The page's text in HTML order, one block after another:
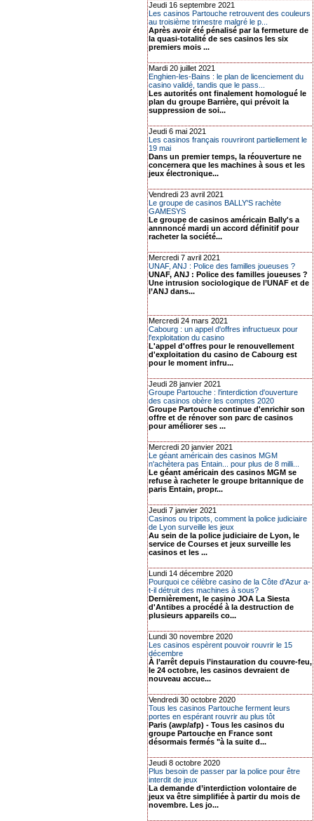
Jeudi 16 septembre 2021
Les casinos Partouche retrouvent des couleurs
au troisième trimestre malgré le p...
Après avoir été pénalisé par la fermeture de
la quasi-totalité de ses casinos les six
premiers mois ...
Mardi 20 juillet 2021
Enghien-les-Bains : le plan de licenciement du
casino validé, tandis que le pass...
Les autorités ont finalement homologué le
plan du groupe Barrière, qui prévoit la
suppression de soi...
Jeudi 6 mai 2021
Les casinos français rouvriront partiellement le
19 mai
Dans un premier temps, la réouverture ne
concernera que les machines à sous et les
jeux électronique...
Vendredi 23 avril 2021
Le groupe de casinos BALLY'S rachète
GAMESYS
Le groupe de casinos américain Bally's a
annnoncé mardi un accord définitif pour
racheter la société...
Mercredi 7 avril 2021
UNAF, ANJ : Police des familles joueuses ?
UNAF, ANJ : Police des familles joueuses ?
Une intrusion sociologique de l’UNAF et de
l’ANJ dans...
Mercredi 24 mars 2021
Cabourg : un appel d'offres infructueux pour
l'exploitation du casino
L'appel d'offres pour le renouvellement
d'exploitation du casino de Cabourg est
pour le moment infru...
Jeudi 28 janvier 2021
Groupe Partouche : l'interdiction d'ouverture
des casinos obère les comptes 2020
Groupe Partouche continue d'enrichir son
offre et de rénover son parc de casinos
pour améliorer ses ...
Mercredi 20 janvier 2021
Le géant américain des casinos MGM
n'achètera pas Entain... pour plus de 8 milli...
Le géant américain des casinos MGM se
refuse à racheter le groupe britannique de
paris Entain, propr...
Jeudi 7 janvier 2021
Casinos ou tripots, comment la police judiciaire
de Lyon surveille les jeux
Au sein de la police judiciaire de Lyon, le
service de Courses et jeux surveille les
casinos et les ...
Lundi 14 décembre 2020
Pourquoi ce célèbre casino de la Côte d'Azur a-
t-il détruit des machines à sous?
Dernièrement, le casino JOA La Siesta
d'Antibes a procédé à la destruction de
plusieurs appareils co...
Lundi 30 novembre 2020
Les casinos espèrent pouvoir rouvrir le 15
décembre
À l’arrêt depuis l’instauration du couvre-feu,
le 24 octobre, les casinos devraient de
nouveau accue...
Vendredi 30 octobre 2020
Tous les casinos Partouche ferment leurs
portes en espérant rouvrir au plus tôt
Paris (awp/afp) - Tous les casinos du
groupe Partouche en France sont
désormais fermés "à la suite d...
Jeudi 8 octobre 2020
Plus besoin de passer par la police pour être
interdit de jeux
La demande d’interdiction volontaire de
jeux va être simplifiée à partir du mois de
novembre. Les jo...